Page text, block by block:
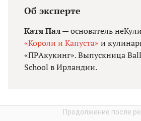
Об эксперте
Катя Пал— основатель
«Короли и Капуста» и
«ПРАкукинг». Выпускница
School в Ирландии.